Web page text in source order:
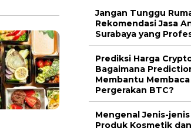
Jangan Tunggu
Rekomendasi Jasa
Surabaya yang
Prediksi Harga
Bagaimana
Membantu Membaca
Pergerakan BTC?
Mengenal Jenis-
Produk Kosmetik